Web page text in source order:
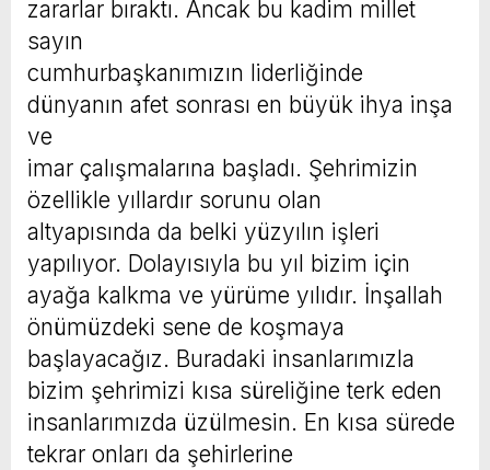
zararlar bıraktı. Ancak bu kadim millet
sayın
cumhurbaşkanımızın liderliğinde
dünyanın afet sonrası en büyük ihya inşa
ve
imar çalışmalarına başladı. Şehrimizin
özellikle yıllardır sorunu olan
altyapısında da belki yüzyılın işleri
yapılıyor. Dolayısıyla bu yıl bizim için
ayağa kalkma ve yürüme yılıdır. İnşallah
önümüzdeki sene de koşmaya
başlayacağız. Buradaki insanlarımızla
bizim şehrimizi kısa süreliğine terk eden
insanlarımızda üzülmesin. En kısa sürede
tekrar onları da şehirlerine